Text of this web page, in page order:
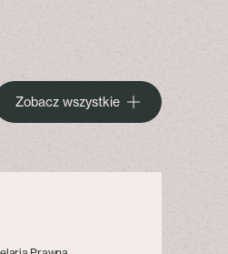
Zobacz wszystkie